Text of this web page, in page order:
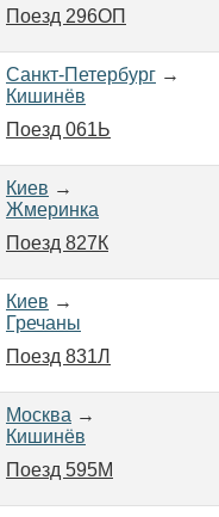
Поезд 296ОП
Санкт-Петербург →
Кишинёв
Поезд 061Ь
Киев →
Жмеринка
Поезд 827К
Киев →
Гречаны
Поезд 831Л
Москва →
Кишинёв
Поезд 595М